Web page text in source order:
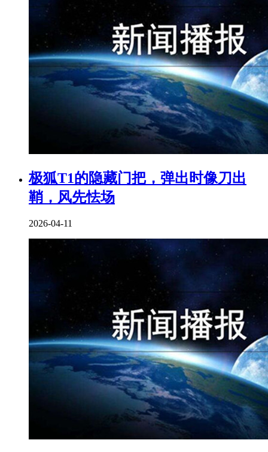
极狐T1的隐藏门把，弹出时像刀出
鞘，风先怯场
2026-04-11